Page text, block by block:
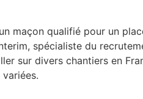
maçon qualifié pour un
spécialiste du
sur divers chantiers en